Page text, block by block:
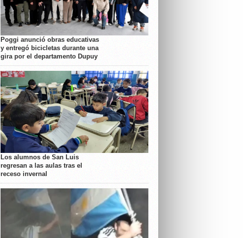
Poggi anunció obras educativas
y entregó bicicletas durante una
gira por el departamento Dupuy
Los alumnos de San Luis
regresan a las aulas tras el
receso invernal